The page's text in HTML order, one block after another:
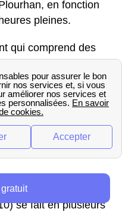
en fonction
pleines.
qui comprend des
le cadran « HP »
pleines et le « HC »
creuses à Plourhan.
sa maison
à Plourhan
au réseau
se fait en plusieurs